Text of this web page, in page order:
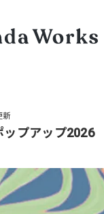
新
ップアップ2026